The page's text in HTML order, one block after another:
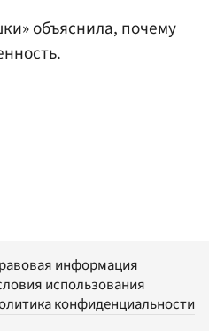
объяснила, почему
информация
использования
конфиденциальности